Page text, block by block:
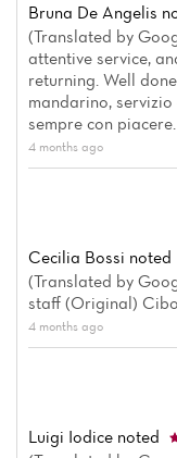
Bruna De Angelis
(Translated by
attentive service,
returning. Well
mandarino,
sempre con
4 months ago
Cecilia Bossi noted
(Translated by
staff (Original)
4 months ago
Luigi Iodice noted